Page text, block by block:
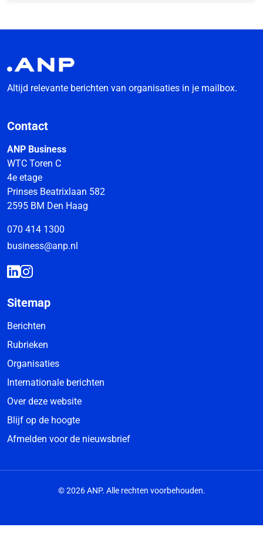
Altijd relevante berichten van organisaties in je mailbox.
Contact
ANP Business
WTC Toren C
4e etage
Prinses Beatrixlaan 582
2595 BM Den Haag
070 414 1300
business@anp.nl
Sitemap
Berichten
Rubrieken
Organisaties
Internationale berichten
Over deze website
Blijf op de hoogte
Afmelden voor de nieuwsbrief
© 2026 ANP. Alle rechten voorbehouden.